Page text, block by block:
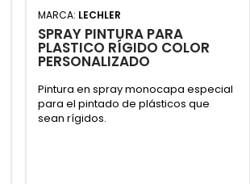
MARCA: LECHLER
SPRAY PINTURA PARA
PLASTICO RÍGIDO COLOR
PERSONALIZADO
Pintura en spray monocapa especial
para el pintado de plásticos que
sean rígidos.